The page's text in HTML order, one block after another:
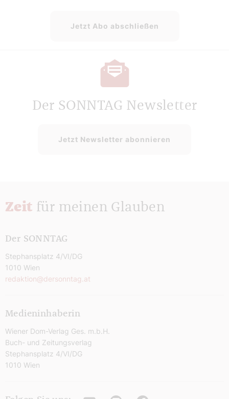
Jetzt Abo abschließen
Der SONNTAG Newsletter
Jetzt Newsletter abonnieren
Zeit für meinen Glauben
Der SONNTAG
Stephansplatz 4/VI/DG
1010 Wien
redaktion@dersonntag.at
Medieninhaberin
Wiener Dom-Verlag Ges. m.b.H.
Buch- und Zeitungsverlag
Stephansplatz 4/VI/DG
1010 Wien